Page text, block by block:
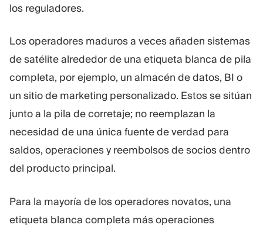
los reguladores.
Los operadores maduros a veces añaden sistemas
de satélite alrededor de una etiqueta blanca de pila
completa, por ejemplo, un almacén de datos, BI o
un sitio de marketing personalizado. Estos se sitúan
junto a la pila de corretaje; no reemplazan la
necesidad de una única fuente de verdad para
saldos, operaciones y reembolsos de socios dentro
del producto principal.
Para la mayoría de los operadores novatos, una
etiqueta blanca completa más operaciones